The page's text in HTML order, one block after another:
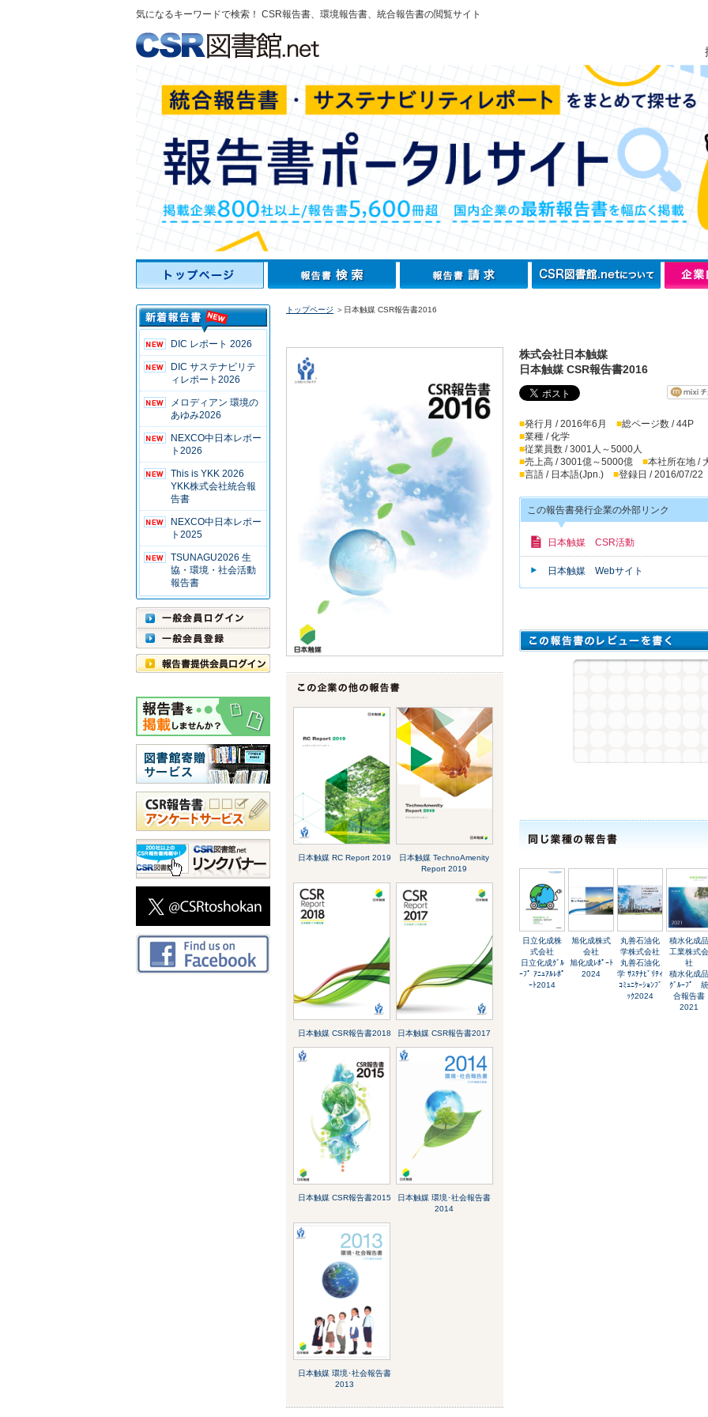
気になるキーワードで検索！ CSR報告書、環境報告書、統合報告書の閲覧サイト
DIC レポート 2026
DIC サステナビリテ
ィレポート2026
メロディアン 環境の
あゆみ2026
NEXCO中日本レポー
ト2026
This is YKK 2026
YKK株式会社統合報
告書
NEXCO中日本レポー
ト2025
TSUNAGU2026 生
協・環境・社会活動
報告書
トップページ ＞日本触媒 CSR報告書2016
日本触媒 RC Report 2019
日本触媒 TechnoAmenity
Report 2019
日本触媒 CSR報告書2018 日本触媒 CSR報告書2017
日本触媒 CSR報告書2015
日本触媒 環境･社会報告書
2014
日本触媒 環境･社会報告書
2013
株式会社日本触媒
日本触媒 CSR報告書2016
■発行月 / 2016年6月 ■総ページ数 / 44P
■業種 / 化学
■従業員数 / 3001人～5000人
■売上高 / 3001億～5000億 ■本社所在地 /
■言語 / 日本語(Jpn.) ■登録日 / 2016/07/22
この報告書発行企業の外部リンク
日本触媒 CSR活動
日本触媒 Webサイト
日立化成株
式会社
日立化成ｸﾞﾙ
ｰﾌﾟ ｱﾆｭｱﾙﾚﾎﾟ
ｰﾄ2014
旭化成株式
会社
旭化成ﾚﾎﾟｰﾄ
2024
丸善石油化
学株式会社
丸善石油化
学 ｻｽﾃﾅﾋﾞﾘﾃｨ
ｺﾐｭﾆｹｰｼｮﾝﾌﾞ
ｯｸ2024
積水化成品
工業株式会
社
積水化成品
ｸﾞﾙｰﾌﾟ 統
合報告書
2021